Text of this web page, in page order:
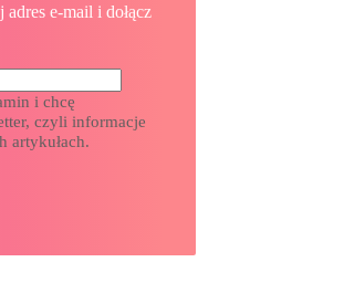
e-mail i dołącz
i chcę
czyli informacje
artykułach.